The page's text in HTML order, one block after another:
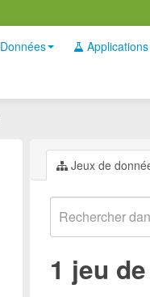
Données Applications
Jeux de
1 jeu